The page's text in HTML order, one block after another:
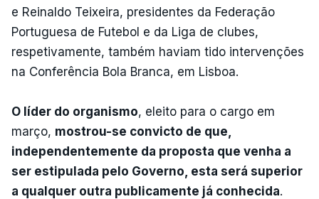
e Reinaldo Teixeira, presidentes da Federação
Portuguesa de Futebol e da Liga de clubes,
respetivamente, também haviam tido intervenções
na Conferência Bola Branca, em Lisboa.
O líder do organismo, eleito para o cargo em
março, mostrou-se convicto de que,
independentemente da proposta que venha a
ser estipulada pelo Governo, esta será superior
a qualquer outra publicamente já conhecida.